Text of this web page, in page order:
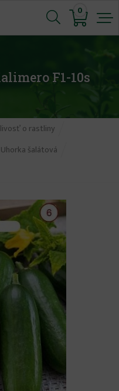
0
F1-10s
o rastliny
Uhorka šalátová